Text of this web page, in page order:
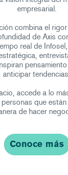
empresarial.
combina el
de Axis
real de
anticipar
accede a lo
que
de hacer
Conoce más